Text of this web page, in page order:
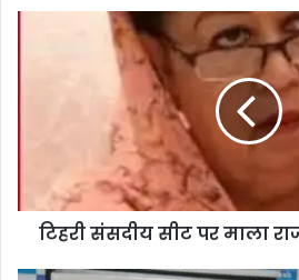
टिहरी संसदीय सीट पर माला